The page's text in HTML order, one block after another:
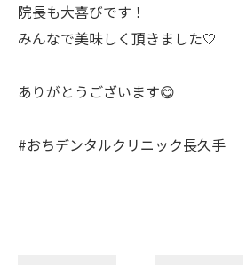
院長も大喜びです！
みんなで美味しく頂きました🤍
ありがとうございます😋
#おちデンタルクリニック長久手